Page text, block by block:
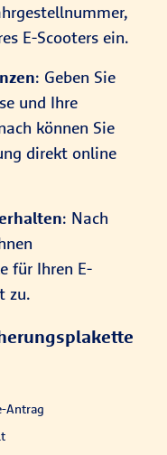
E-Scooters ein.
: Geben Sie
und Ihre
können Sie
direkt online
: Nach
für Ihren E-
zu.
Antrag